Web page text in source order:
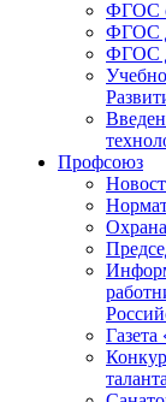
ФГОС
ФГОС
ФГОС
Профсоюз